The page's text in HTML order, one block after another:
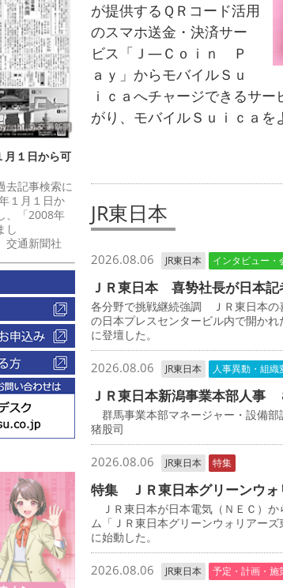
１日から可
記事検索に
１月１日か
、「2008年
し
聞社
が提供するＱＲコード活用
のスマホ送金・決済サー
ビス「Ｊ―Ｃｏｉｎ Ｐ
ａｙ」からモバイルＳｕ
ｉｃａへチャージできるサ
がり、モバイルＳｕｉｃａを
JR東日本
2026.08.06 JR東日本 インタビュー・
ＪＲ東日本 喜㔟社長が日本記
各分野で挑戦継続強調 ＪＲ東日本の
の日本プレスセンタービル内で開かれ
に登壇した。
2026.08.06 JR東日本 人事異動・組織
ＪＲ東日本新潟事業本部人事
群馬事業本部マネージャー・設備部
猪股司
2026.08.06 JR東日本 特集
特集 ＪＲ東日本グリーンウォ
ＪＲ東日本が日本電気（ＮＥＣ）
ム「ＪＲ東日本グリーンウォリアー
に始動した。
2026.08.06 JR東日本 予定・計画・施